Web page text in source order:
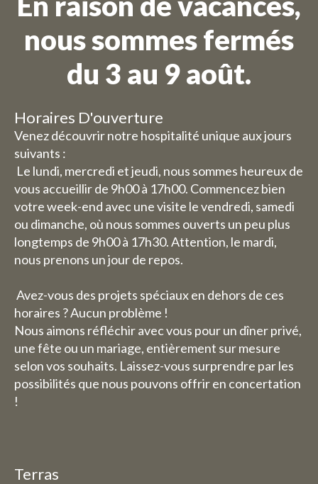
nous sommes fermés
du 3 au 9 août.
Horaires D'ouverture
Venez découvrir notre hospitalité unique aux jours
suivants :
Le lundi, mercredi et jeudi, nous sommes heureux de
vous accueillir de 9h00 à 17h00. Commencez bien
votre week-end avec une visite le vendredi, samedi
ou dimanche, où nous sommes ouverts un peu plus
longtemps de 9h00 à 17h30. Attention, le mardi,
nous prenons un jour de repos.
Avez-vous des projets spéciaux en dehors de ces
horaires ? Aucun problème !
Nous aimons réfléchir avec vous pour un dîner privé,
une fête ou un mariage, entièrement sur mesure
selon vos souhaits. Laissez-vous surprendre par les
possibilités que nous pouvons offrir en concertation
!
Terras